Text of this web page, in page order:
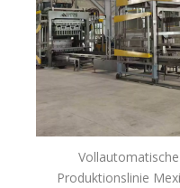
Produktionslinie